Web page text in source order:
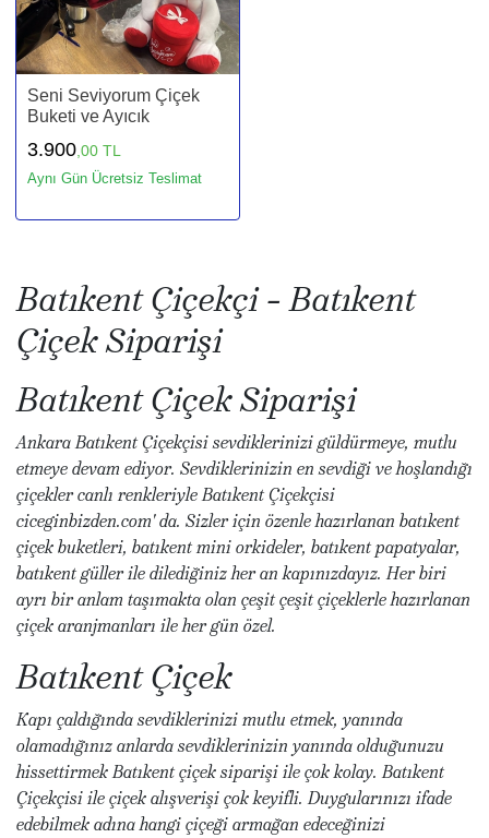
Seni Seviyorum Çiçek
Buketi ve Ayıcık
3.900 ,00 TL
Aynı Gün Ücretsiz Teslimat
Batıkent Çiçekçi - Batıkent
Çiçek Siparişi
Batıkent Çiçek Siparişi
Ankara Batıkent Çiçekçisi sevdiklerinizi güldürmeye, mutlu
etmeye devam ediyor. Sevdiklerinizin en sevdiği ve hoşlandığı
çiçekler canlı renkleriyle Batıkent Çiçekçisi
ciceginbizden.com' da. Sizler için özenle hazırlanan batıkent
çiçek buketleri, batıkent mini orkideler, batıkent papatyalar,
batıkent güller ile dilediğiniz her an kapınızdayız. Her biri
ayrı bir anlam taşımakta olan çeşit çeşit çiçeklerle hazırlanan
çiçek aranjmanları ile her gün özel.
Batıkent Çiçek
Kapı çaldığında sevdiklerinizi mutlu etmek, yanında
olamadığınız anlarda sevdiklerinizin yanında olduğunuzu
hissettirmek Batıkent çiçek siparişi ile çok kolay. Batıkent
Çiçekçisi ile çiçek alışverişi çok keyifli. Duygularınızı ifade
edebilmek adına hangi çiçeği armağan edeceğinizi